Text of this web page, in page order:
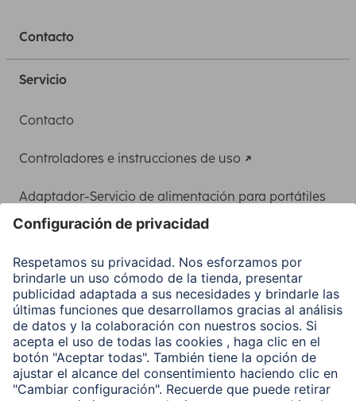
Contacto
Servicio
Contacto
Controladores e instrucciones de uso
Adaptador-Servicio de alimentación para portátiles
Clientes online
Conviértete en distribuidor
Compañía